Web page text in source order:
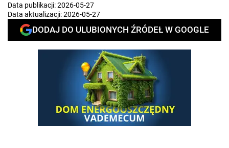
Data publikacji:2026-05-27
Data aktualizacji:2026-05-27
DODAJ DO ULUBIONYCH ŹRÓDEŁ W GOOGLE